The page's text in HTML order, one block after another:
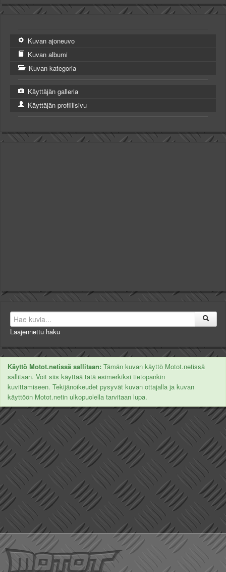
Kuvan ajoneuvo
Kuvan albumi
Kuvan kategoria
Käyttäjän galleria
Käyttäjän profiilisivu
Laajennettu haku
Käyttö Motot.netissä sallitaan: Tämän kuvan käyttö Motot.netissä
sallitaan. Voit siis käyttää tätä esimerkiksi tietopankin
kuvittamiseen. Tekijänoikeudet pysyvät kuvan ottajalla ja kuvan
käyttöön Motot.netin ulkopuolella tarvitaan lupa.